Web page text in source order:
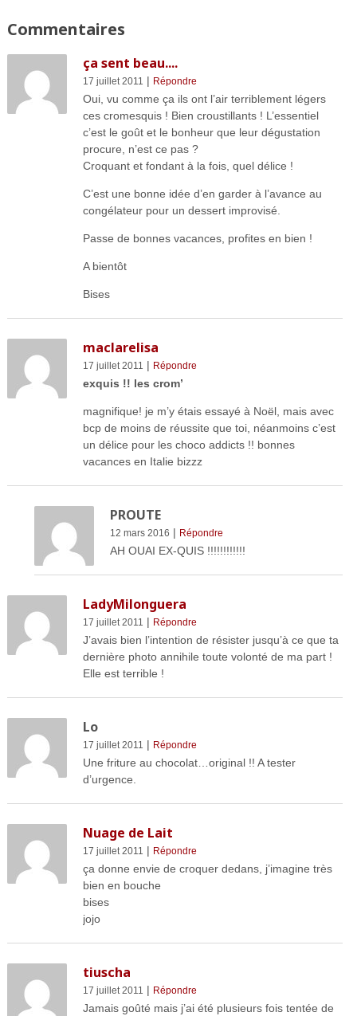
Commentaires
ça sent beau....
17 juillet 2011 | Répondre
Oui, vu comme ça ils ont l’air terriblement légers
ces cromesquis ! Bien croustillants ! L’essentiel
c’est le goût et le bonheur que leur dégustation
procure, n’est ce pas ?
Croquant et fondant à la fois, quel délice !
C’est une bonne idée d’en garder à l’avance au
congélateur pour un dessert improvisé.
Passe de bonnes vacances, profites en bien !
A bientôt
Bises
maclarelisa
17 juillet 2011 | Répondre
exquis !! les crom’
magnifique! je m’y étais essayé à Noël, mais avec
bcp de moins de réussite que toi, néanmoins c’est
un délice pour les choco addicts !! bonnes
vacances en Italie bizzz
PROUTE
12 mars 2016 | Répondre
AH OUAI EX-QUIS !!!!!!!!!!!!
LadyMilonguera
17 juillet 2011 | Répondre
J’avais bien l’intention de résister jusqu’à ce que ta
dernière photo annihile toute volonté de ma part !
Elle est terrible !
Lo
17 juillet 2011 | Répondre
Une friture au chocolat…original !! A tester
d’urgence.
Nuage de Lait
17 juillet 2011 | Répondre
ça donne envie de croquer dedans, j’imagine très
bien en bouche
bises
jojo
tiuscha
17 juillet 2011 | Répondre
Jamais goûté mais j’ai été plusieurs fois tentée de